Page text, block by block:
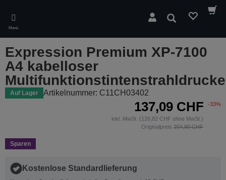
main
content
Menü
Suchen
Expression Premium XP-7100
A4 kabelloser
Auf Lager Artikelnummer: C11CH03402
137,09 CHF -33%
inkl. MwSt. (126,82 CHF ohne MwSt.)
Originalpreis 204,90 CHF
Sparen
Kostenlose Standardlieferung